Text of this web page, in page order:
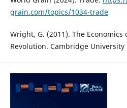
grain.com/topics/1034-trade
Wright, G. (2011). The
Revolution. Cambridge University